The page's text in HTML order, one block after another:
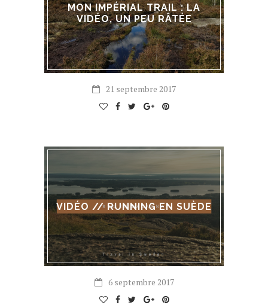
MON IMPÉRIAL TRAIL : LA
VIDÉO, UN PEU RÂTÉE
21 septembre 2017
VIDÉO // RUNNING EN SUÈDE
6 septembre 2017